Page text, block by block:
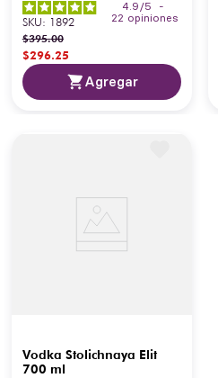
4.9 /5
-
22 opiniones
SKU: 1892
$395.00
$296.25
Agregar
Vodka Stolichnaya Elit
700 ml